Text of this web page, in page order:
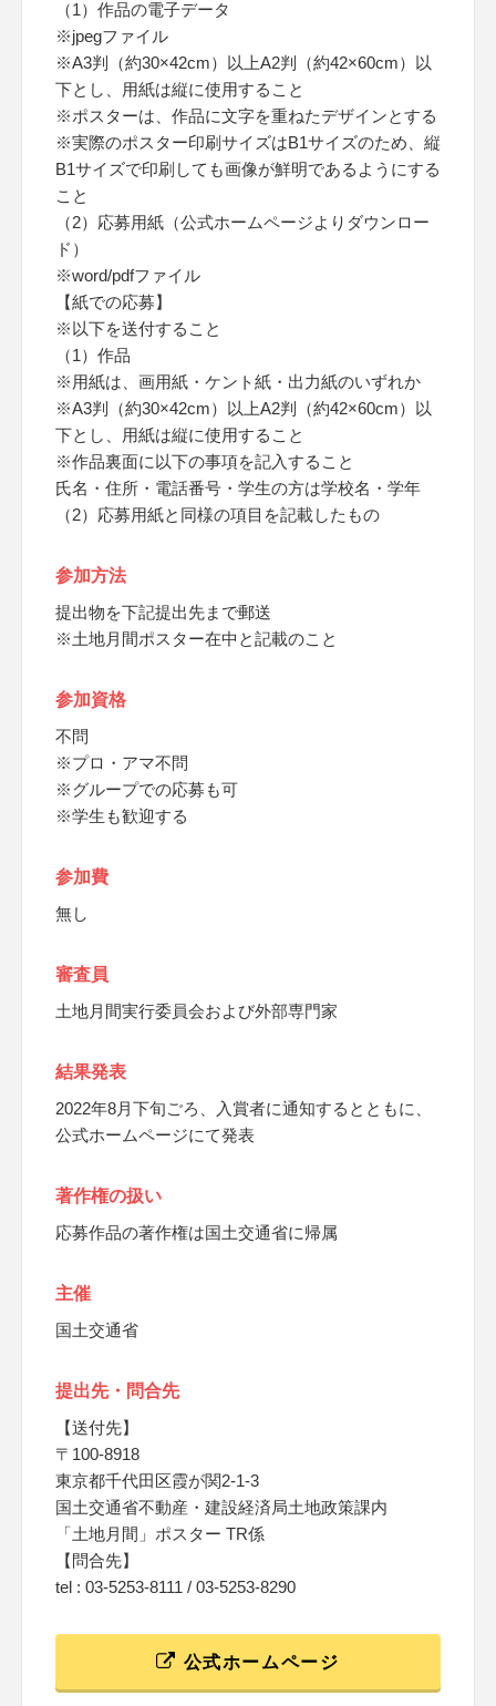
（1）作品の電子データ
※jpegファイル
※A3判（約30×42cm）以上A2判（約42×60cm）以
下とし、用紙は縦に使用すること
※ポスターは、作品に文字を重ねたデザインとする
※実際のポスター印刷サイズはB1サイズのため、縦
B1サイズで印刷しても画像が鮮明であるようにする
こと
（2）応募用紙（公式ホームページよりダウンロー
ド）
※word/pdfファイル
【紙での応募】
※以下を送付すること
（1）作品
※用紙は、画用紙・ケント紙・出力紙のいずれか
※A3判（約30×42cm）以上A2判（約42×60cm）以
下とし、用紙は縦に使用すること
※作品裏面に以下の事項を記入すること
氏名・住所・電話番号・学生の方は学校名・学年
（2）応募用紙と同様の項目を記載したもの
参加方法
提出物を下記提出先まで郵送
※土地月間ポスター在中と記載のこと
参加資格
不問
※プロ・アマ不問
※グループでの応募も可
※学生も歓迎する
参加費
無し
審査員
土地月間実行委員会および外部専門家
結果発表
2022年8月下旬ごろ、入賞者に通知するとともに、
公式ホームページにて発表
著作権の扱い
応募作品の著作権は国土交通省に帰属
主催
国土交通省
提出先・問合先
【送付先】
〒100-8918
東京都千代田区霞が関2-1-3
国土交通省不動産・建設経済局土地政策課内
「土地月間」ポスター TR係
【問合先】
tel : 03-5253-8111 / 03-5253-8290
公式ホームページ